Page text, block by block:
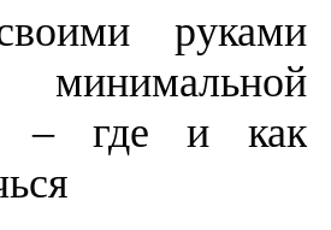
руками
– где и как